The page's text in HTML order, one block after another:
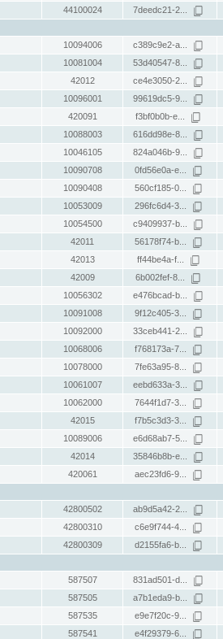
44100024 7deedc21-2...
10094006 c389c9e2-a...
10081004 53d40547-8...
42012 ce4e3050-2...
10096001 99619dc5-9...
420091 f3bf0b0b-e...
10088003 616dd98e-8...
10046105 824a046b-9...
10090708 0fd56e0a-e...
10090408 560cf185-0...
10053009 296fc6d4-3...
10054500 c9409937-b...
42011 56178f74-b...
42013 ff44be4a-f...
42009 6b002fef-8...
10056302 e476bcad-b...
10091008 9f12c405-3...
10092000 33ceb441-2...
10068006 f768173a-7...
10078000 7fe63a95-8...
10061007 eebd633a-3...
10062000 7644f1d7-3...
42015 f7b5c3d3-3...
10089006 e6d68ab7-5...
42014 35846b8b-e...
420061 aec23fd6-9...
42800502 ab9d5a42-2...
42800310 c6e9f744-4...
42800309 d2155fa6-b...
587507 831ad501-d...
587505 a7b1eda9-b...
587535 e9e7f20c-9...
587541 e4f29379-6...